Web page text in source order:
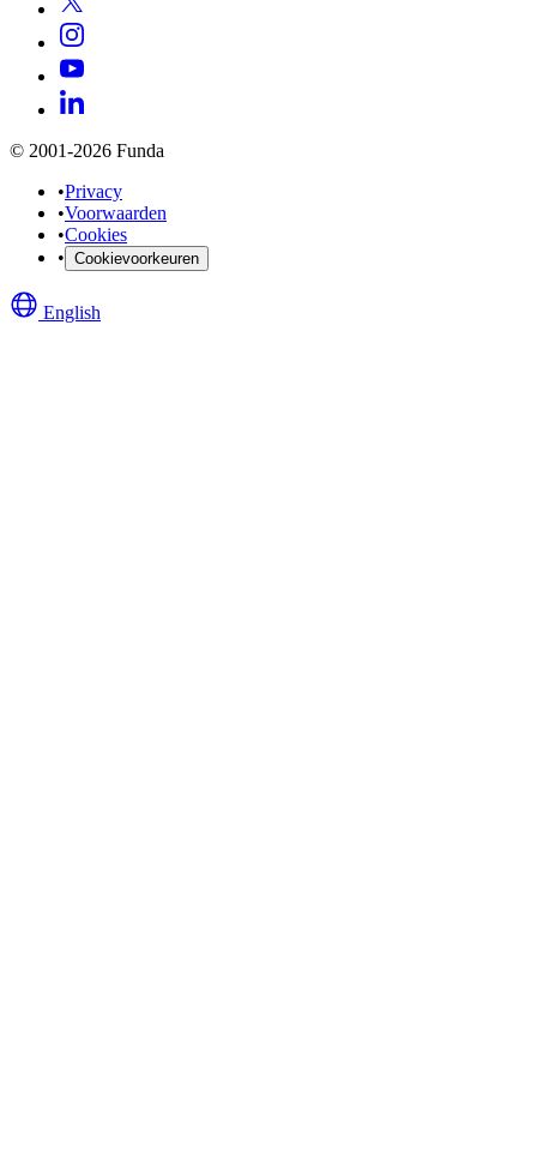
© 2001-2026 Funda
•Privacy
•Voorwaarden
•Cookies
• Cookievoorkeuren
English